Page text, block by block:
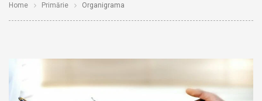
Home Primărie Organigrama